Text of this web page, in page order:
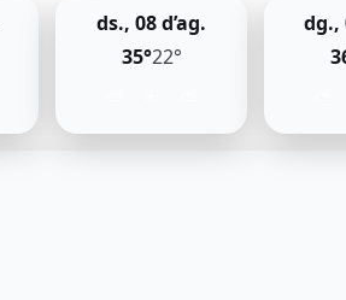
ds., 08 d’ag.
35°22°
dg.,